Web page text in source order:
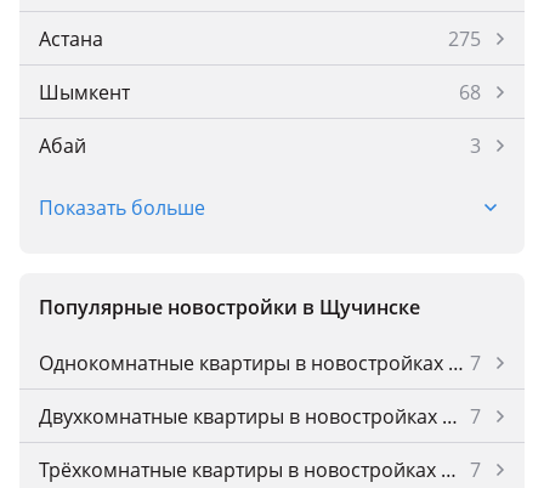
Астана
275
Шымкент
68
Абай
3
Аксай
Актау
Актобе
48
Атырау
44
Бельбулак (Мичурино)
1
Показать больше
Популярные новостройки в Щучинске
Однокомнатные квартиры в новостройках Щучинска 7
Двухкомнатные квартиры в новостройках Щучинска 7
Трёхкомнатные квартиры в новостройках Щучинска 7